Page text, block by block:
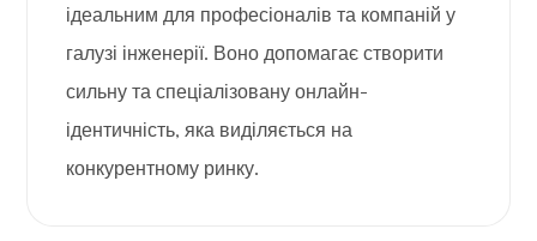
ідеальним для професіоналів та компаній у
галузі інженерії. Воно допомагає створити
сильну та спеціалізовану онлайн-
ідентичність, яка виділяється на
конкурентному ринку.